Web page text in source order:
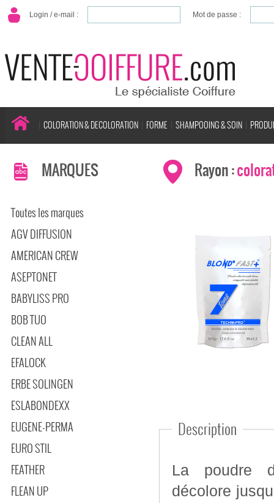
Login / e-mail : Mot de passe :
COLORATION & DECOLORATION FORME SHAMPOOING & SOIN
MARQUES
Toutes les marques
AGV DIFFUSION
AMERICAN CREW
ASEPTONET
BABYLISS PRO
BOB TUO
CLEAN ALL
EFALOCK
ERBE SOLINGEN
ESLABONDEXX
EUGENE-PERMA
EURO STIL
FEATHER
FLEAN UP
Rayon :
Description
La poudre
décolore jusqu'à 7 tons. Non